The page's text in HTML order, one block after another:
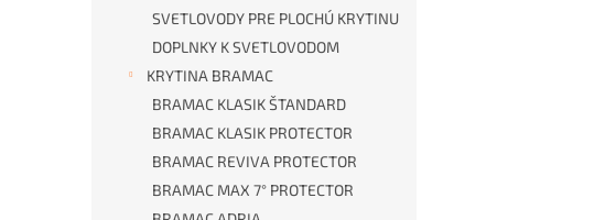
SVETLOVODY PRE PLOCHÚ KRYTINU
DOPLNKY K SVETLOVODOM
KRYTINA BRAMAC
BRAMAC KLASIK ŠTANDARD
BRAMAC KLASIK PROTECTOR
BRAMAC REVIVA PROTECTOR
BRAMAC MAX 7° PROTECTOR